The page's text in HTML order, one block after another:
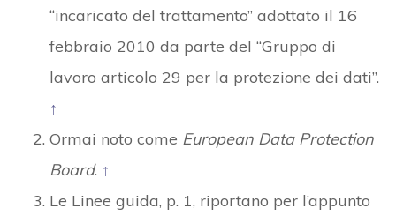
“incaricato del trattamento” adottato il 16
febbraio 2010 da parte del “Gruppo di
lavoro articolo 29 per la protezione dei dati”.
↑
Ormai noto come European Data Protection
Board. ↑
Le Linee guida, p. 1, riportano per l’appunto